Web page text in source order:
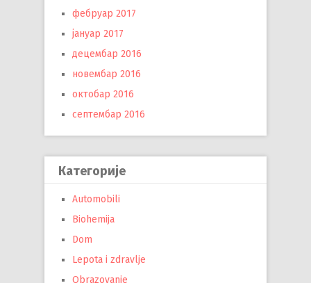
фебруар 2017
јануар 2017
децембар 2016
новембар 2016
октобар 2016
септембар 2016
Категорије
Automobili
Biohemija
Dom
Lepota i zdravlje
Obrazovanje